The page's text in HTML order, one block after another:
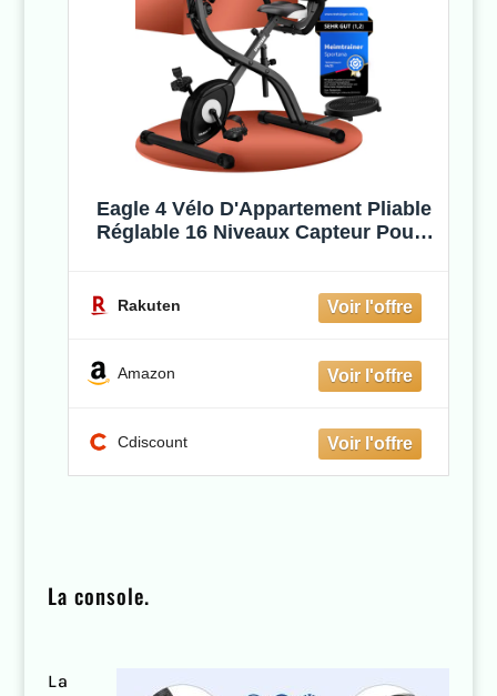
Eagle 4 Vélo D'Appartement Pliable
Réglable 16 Niveaux Capteur Pouls
Rakuten
Amazon
Cdiscount
La console.
La